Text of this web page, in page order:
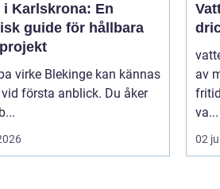
i Karlskrona: En
guide för hållbara
virke Blekinge kan kännas
första anblick. Du åker
av
va...
02